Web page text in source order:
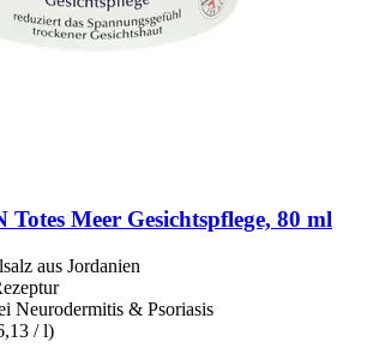
Totes Meer Gesichtspflege, 80 ml
aus Jordanien
Neurodermitis & Psoriasis
/ l)